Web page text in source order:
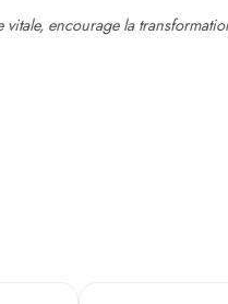
encourage la
fins de 4 mm de diamètre